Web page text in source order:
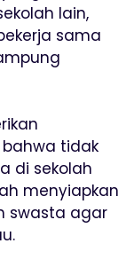
lain,
sama
tidak
di sekolah
menyiapkan
swasta agar